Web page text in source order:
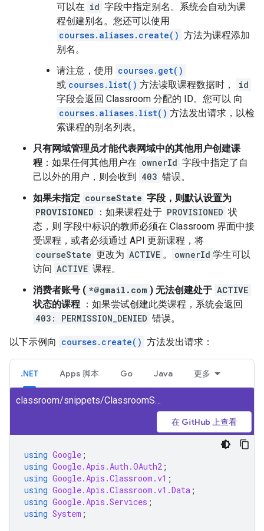
可以在 id 字段中指定别名。系统会自动为课
程创建别名。您还可以使用
courses.aliases.create() 方法为课程添加
别名。
请注意，使用 courses.get()
或 courses.list() 方法读取课程数据时，
id
字段会返回 Classroom 分配的 ID。您可以 向
courses.aliases.list() 方法发出请求，以检
索课程的别名列表。
只有网域管理员才能代表网域中的其他用户创建课
程 ：如果任何其他用户在 ownerId 字段中指定了自
己以外的用户，则会收到 403 错误。
如果未指定 courseState 字段，则默认设置为
PROVISIONED
：如果课程处于 PROVISIONED 状
态，则 字段中标识的教师必须在 Classroom 界面中接
受课程，或者必须通过 API 更新课程，将
courseState 更改为 ACTIVE 。 ownerId 学生可以
访问 ACTIVE 课程。
消费者账号 ( *@gmail.com ) 无法创建处于 ACTIVE
状态的课程 ：如果尝试创建此类课程，系统会返回
403: PERMISSION_DENIED 错误。
以下示例向 courses.create() 方法发出请求：
.NET Apps 脚本 Go Java 更多
classroom/snippets/ClassroomSnippets/CreateCourse.cs
在 GitHub 上查看
using Google ;
using Google.Apis.Auth.OAuth2 ;
using Google.Apis.Classroom.v1 ;
using Google.Apis.Classroom.v1.Data ;
using Google.Apis.Services ;
using System ;